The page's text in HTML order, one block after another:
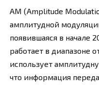
AM (Amplitude
амплитудной
появившаяся в начале
работает в диапазоне
использует
что информация